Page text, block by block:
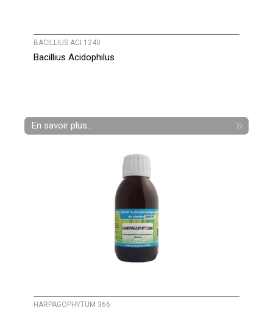
BACILLIUS ACI 1240
Bacillius Acidophilus
En savoir plus...
HARPAGOPHYTUM 366